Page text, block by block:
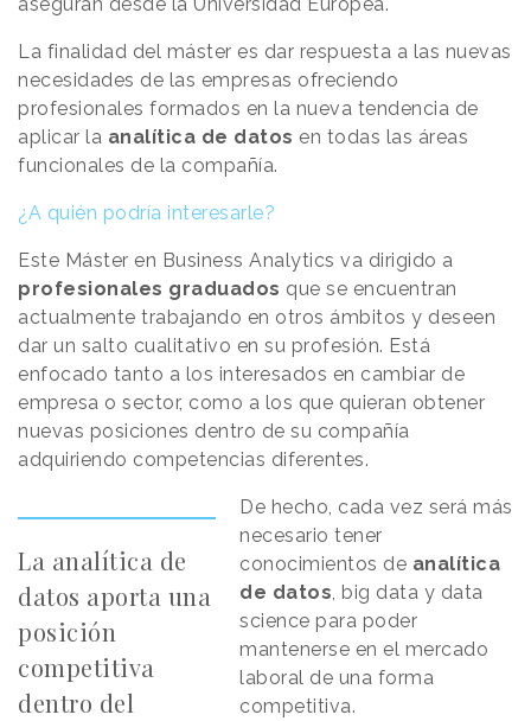
La finalidad del máster es dar respuesta a las nuevas
necesidades de las empresas ofreciendo
profesionales formados en la nueva tendencia de
aplicar la analítica de datos en todas las áreas
funcionales de la compañía.
¿A quién podría interesarle?
Este Máster en Business Analytics va dirigido a
profesionales graduados que se encuentran
actualmente trabajando en otros ámbitos y deseen
dar un salto cualitativo en su profesión. Está
enfocado tanto a los interesados en cambiar de
empresa o sector, como a los que quieran obtener
nuevas posiciones dentro de su compañía
adquiriendo competencias diferentes.
La analítica de
datos aporta una
posición
competitiva
dentro del
De hecho, cada vez será más
necesario tener
conocimientos de analítica
de datos, big data y data
science para poder
mantenerse en el mercado
laboral de una forma
competitiva.